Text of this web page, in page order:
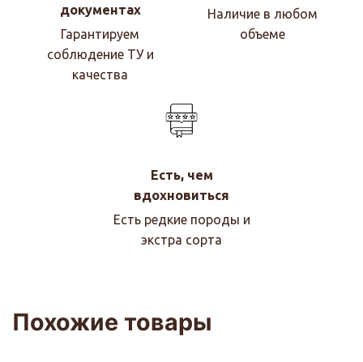
документах
Гарантируем
соблюдение ТУ и
качества
Наличие в любом
объеме
Есть, чем
вдохновиться
Есть редкие породы и
экстра сорта
Похожие товары